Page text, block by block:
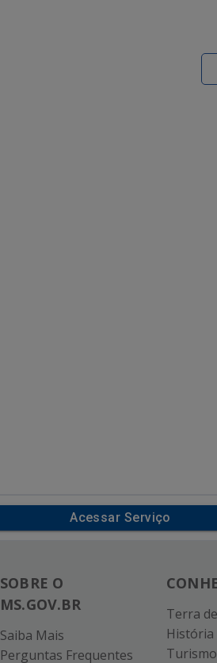
Acessar Serviço
SOBRE O
MS.GOV.BR
Saiba Mais
Perguntas Frequentes
Terra
História
Turismo